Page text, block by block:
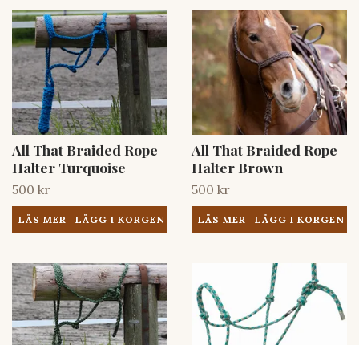
All That Braided Rope
Halter Turquoise
500 kr
LÄS MER
All That Braided Rope
Halter Brown
500 kr
LÄS MER